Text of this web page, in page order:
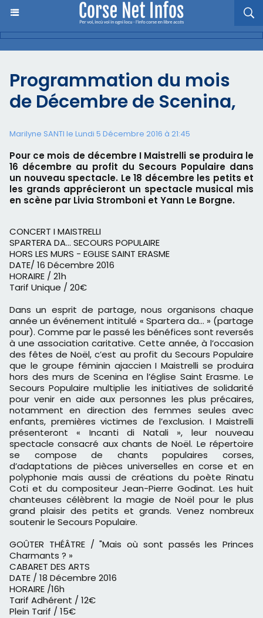
Programmation du mois
de Décembre de Scenina,
Marilyne SANTI le Lundi 5 Décembre 2016 à 21:45
Pour ce mois de décembre I Maistrelli se produira le
16 décembre au profit du Secours Populaire dans
un nouveau spectacle. Le 18 décembre les petits et
les grands apprécieront un spectacle musical mis
en scène par Livia Stromboni et Yann Le Borgne.
CONCERT I MAISTRELLI
SPARTERA DA… SECOURS POPULAIRE
HORS LES MURS - EGLISE SAINT ERASME
DATE/ 16 Décembre 2016
HORAIRE / 21h
Tarif Unique / 20€
Dans un esprit de partage, nous organisons chaque
année un événement intitulé « Spartera da… » (partage
pour). Comme par le passé les bénéfices sont reversés
à une association caritative. Cette année, à l’occasion
des fêtes de Noël, c’est au profit du Secours Populaire
que le groupe féminin ajaccien I Maistrelli se produira
hors des murs de Scenina en l’église Saint Erasme. Le
Secours Populaire multiplie les initiatives de solidarité
pour venir en aide aux personnes les plus précaires,
notamment en direction des femmes seules avec
enfants, premières victimes de l’exclusion. I Maistrelli
présenteront « Incanti di Natali », leur nouveau
spectacle consacré aux chants de Noël. Le répertoire
se compose de chants populaires corses,
d’adaptations de pièces universelles en corse et en
polyphonie mais aussi de créations du poète Rinatu
Coti et du compositeur Jean-Pierre Godinat. Les huit
chanteuses célèbrent la magie de Noël pour le plus
grand plaisir des petits et grands. Venez nombreux
soutenir le Secours Populaire.
GOÛTER THÉÂTRE / "Mais où sont passés les Princes
Charmants ? »
CABARET DES ARTS
DATE / 18 Décembre 2016
HORAIRE /16h
Tarif Adhérent / 12€
Plein Tarif / 15€